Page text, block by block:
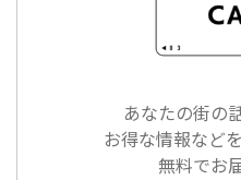
あなたの街の
お得な情報など
無料でお